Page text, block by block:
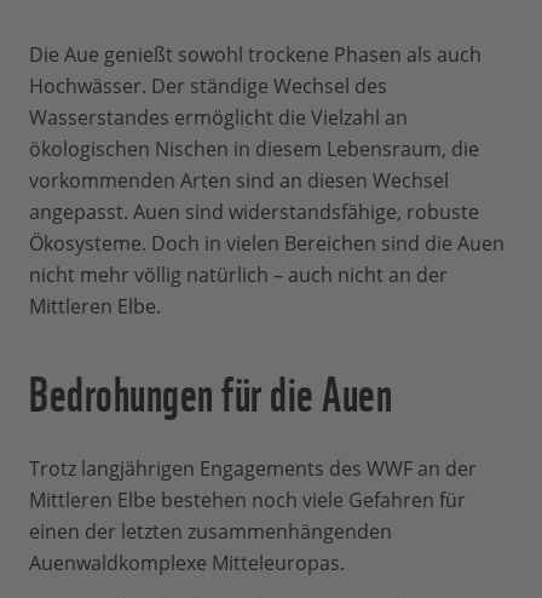
Die Aue genießt sowohl trockene Phasen als auch
Hochwässer. Der ständige Wechsel des
Wasserstandes ermöglicht die Vielzahl an
ökologischen Nischen in diesem Lebensraum, die
vorkommenden Arten sind an diesen Wechsel
angepasst. Auen sind widerstandsfähige, robuste
Ökosysteme. Doch in vielen Bereichen sind die Auen
nicht mehr völlig natürlich – auch nicht an der
Mittleren Elbe.
Bedrohungen für die Auen
Trotz langjährigen Engagements des WWF an der
Mittleren Elbe bestehen noch viele Gefahren für
einen der letzten zusammenhängenden
Auenwaldkomplexe Mitteleuropas.